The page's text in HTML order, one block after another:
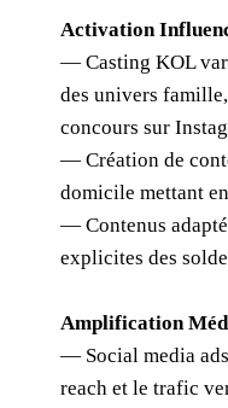
Activation
— Casting KOL
des univers
concours sur
— Création de
domicile mettant
— Contenus
explicites des
Amplification
— Social media
reach et le trafic